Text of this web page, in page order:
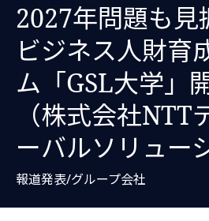
2027年問題も見
ビジネス人財育
ム「GSL大学」
（株式会社NTT
ーバルソリュー
報道発表/グループ会社